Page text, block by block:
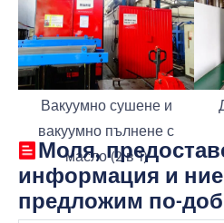
Вакуумно сушене и
вакуумно пълнене с
масло (2 в 1)
Моля,
информация и
предложим по-